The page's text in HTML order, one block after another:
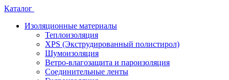
Каталог
Изоляционные материалы
Теплоизоляция
XPS (Экструдированный полистирол)
Шумоизоляция
Ветро-влагозащита и пароизоляция
Соединительные ленты